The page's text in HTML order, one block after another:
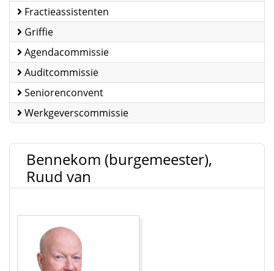
Fractieassistenten
Griffie
Agendacommissie
Auditcommissie
Seniorenconvent
Werkgeverscommissie
Bennekom (burgemeester),
Ruud van